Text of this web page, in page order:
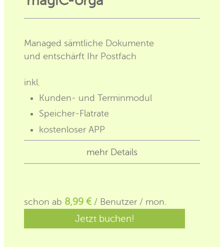
Managed sämtliche Dokumente
und entschärft Ihr Postfach
inkl.
Kunden- und Terminmodul
Speicher-Flatrate
kostenloser APP
mehr Details
schon ab 8,99 € / Benutzer / mon.
Jetzt buchen!